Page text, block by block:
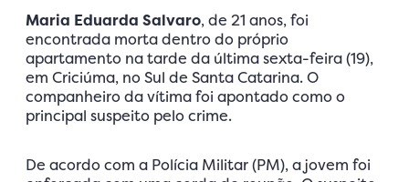
Maria Eduarda Salvaro, de 21 anos, foi
encontrada morta dentro do próprio
apartamento na tarde da última sexta-feira (19),
em Criciúma, no Sul de Santa Catarina. O
companheiro da vítima foi apontado como o
principal suspeito pelo crime.
De acordo com a Polícia Militar (PM), a jovem foi